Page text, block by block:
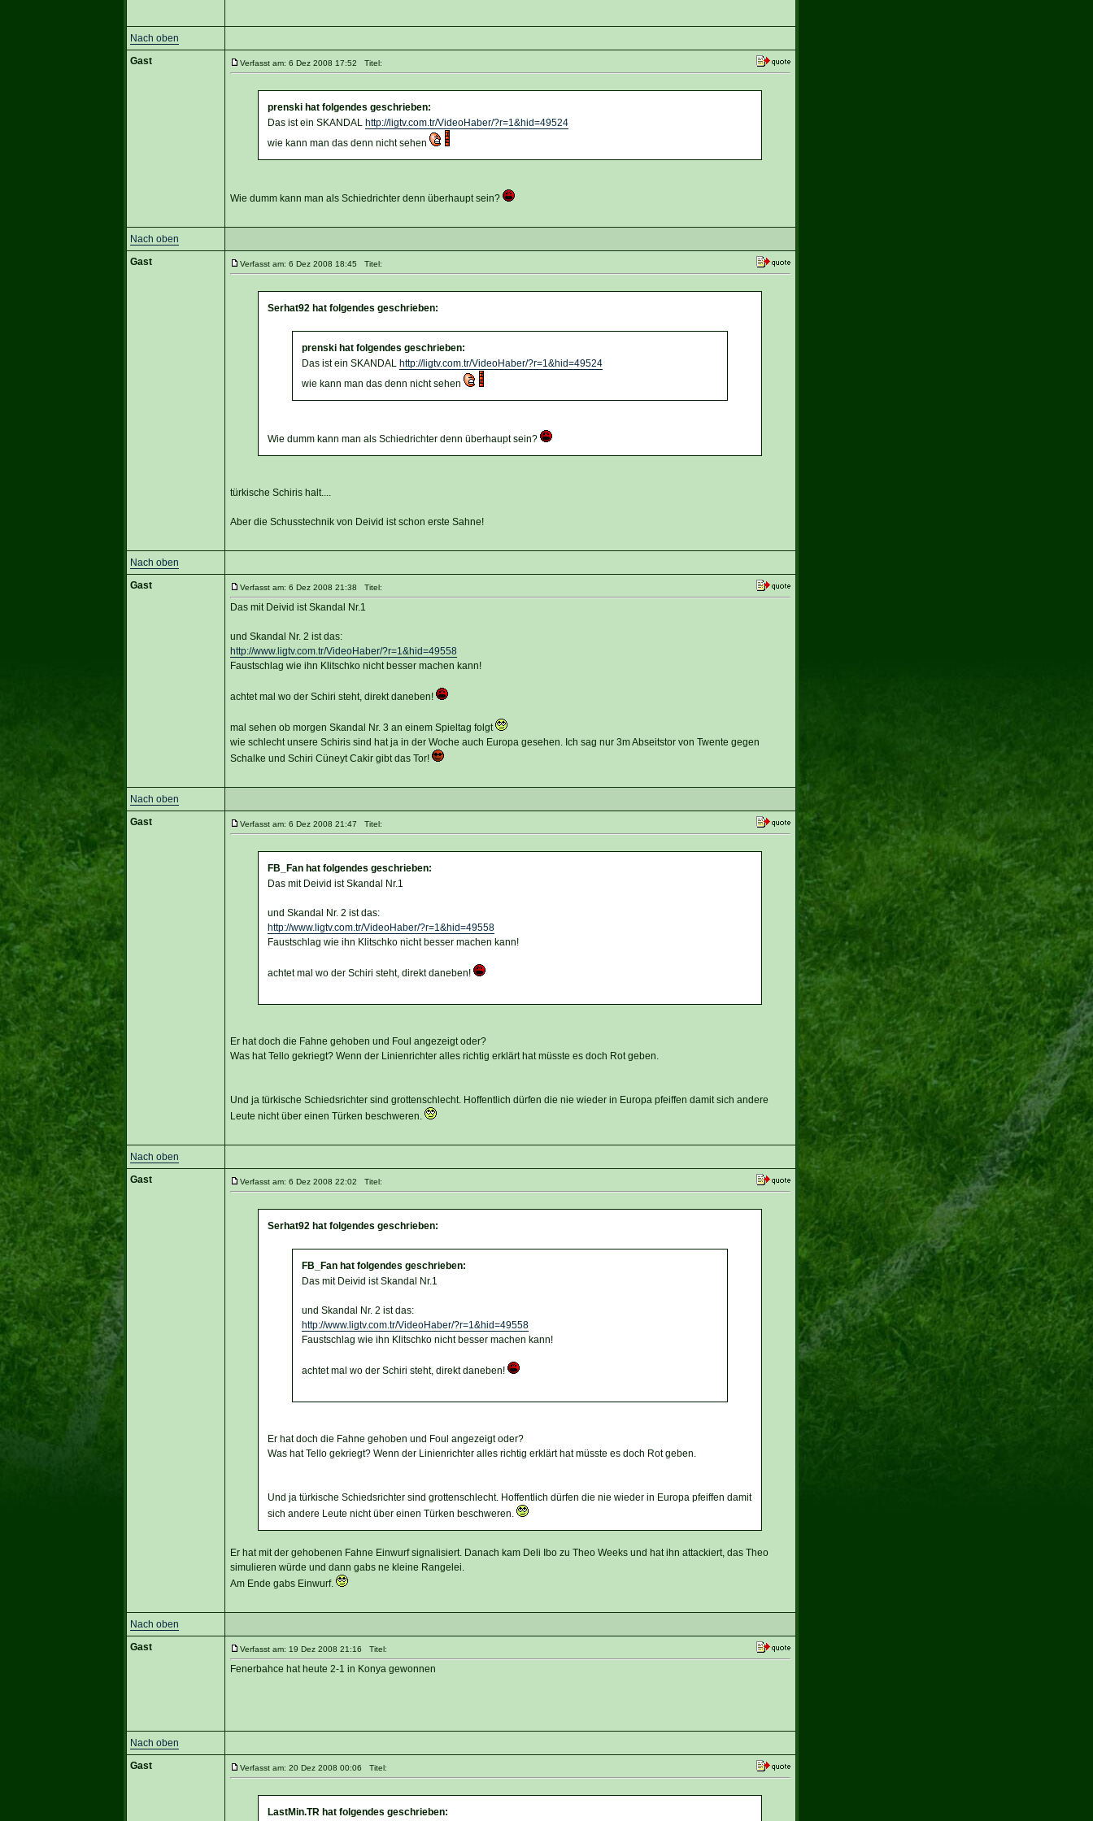
Nach oben
Gast
Verfasst am: 6 Dez 2008 17:52 Titel:
prenski hat folgendes geschrieben:
Das ist ein SKANDAL http://ligtv.com.tr/VideoHaber/?r=1&hid=49524
wie kann man das denn nicht sehen
Wie dumm kann man als Schiedrichter denn überhaupt sein?
Nach oben
Gast
Verfasst am: 6 Dez 2008 18:45 Titel:
Serhat92 hat folgendes geschrieben:
prenski hat folgendes geschrieben:
Das ist ein SKANDAL http://ligtv.com.tr/VideoHaber/?r=1&hid=49524
wie kann man das denn nicht sehen
Wie dumm kann man als Schiedrichter denn überhaupt sein?
türkische Schiris halt....
Aber die Schusstechnik von Deivid ist schon erste Sahne!
Nach oben
Gast
Verfasst am: 6 Dez 2008 21:38 Titel:
Das mit Deivid ist Skandal Nr.1
und Skandal Nr. 2 ist das:
http://www.ligtv.com.tr/VideoHaber/?r=1&hid=49558
Faustschlag wie ihn Klitschko nicht besser machen kann!
achtet mal wo der Schiri steht, direkt daneben!
mal sehen ob morgen Skandal Nr. 3 an einem Spieltag folgt
wie schlecht unsere Schiris sind hat ja in der Woche auch Europa gesehen. Ich sag nur 3m Abseitstor von Twente gegen
Schalke und Schiri Cüneyt Cakir gibt das Tor!
Nach oben
Gast
Verfasst am: 6 Dez 2008 21:47 Titel:
FB_Fan hat folgendes geschrieben:
Das mit Deivid ist Skandal Nr.1
und Skandal Nr. 2 ist das:
http://www.ligtv.com.tr/VideoHaber/?r=1&hid=49558
Faustschlag wie ihn Klitschko nicht besser machen kann!
achtet mal wo der Schiri steht, direkt daneben!
Er hat doch die Fahne gehoben und Foul angezeigt oder?
Was hat Tello gekriegt? Wenn der Linienrichter alles richtig erklärt hat müsste es doch Rot geben.
Und ja türkische Schiedsrichter sind grottenschlecht. Hoffentlich dürfen die nie wieder in Europa pfeiffen damit sich andere
Leute nicht über einen Türken beschweren.
Nach oben
Gast
Verfasst am: 6 Dez 2008 22:02 Titel:
Serhat92 hat folgendes geschrieben:
FB_Fan hat folgendes geschrieben:
Das mit Deivid ist Skandal Nr.1
und Skandal Nr. 2 ist das:
http://www.ligtv.com.tr/VideoHaber/?r=1&hid=49558
Faustschlag wie ihn Klitschko nicht besser machen kann!
achtet mal wo der Schiri steht, direkt daneben!
Er hat doch die Fahne gehoben und Foul angezeigt oder?
Was hat Tello gekriegt? Wenn der Linienrichter alles richtig erklärt hat müsste es doch Rot geben.
Und ja türkische Schiedsrichter sind grottenschlecht. Hoffentlich dürfen die nie wieder in Europa pfeiffen damit
sich andere Leute nicht über einen Türken beschweren.
Er hat mit der gehobenen Fahne Einwurf signalisiert. Danach kam Deli Ibo zu Theo Weeks und hat ihn attackiert, das Theo
simulieren würde und dann gabs ne kleine Rangelei.
Am Ende gabs Einwurf.
Nach oben
Gast
Verfasst am: 19 Dez 2008 21:16 Titel:
Fenerbahce hat heute 2-1 in Konya gewonnen
Nach oben
Gast
Verfasst am: 20 Dez 2008 00:06 Titel:
LastMin.TR hat folgendes geschrieben: